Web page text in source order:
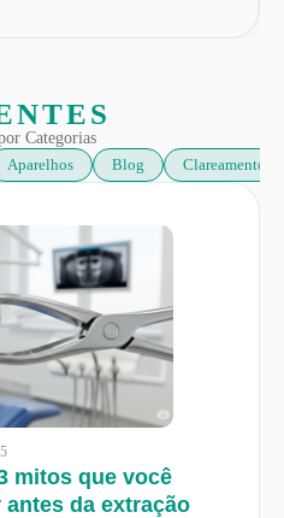
Categorias
Aparelhos Blog Clareamento
mitos que você
da extração